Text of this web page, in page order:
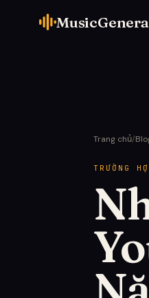
Trang chủ/
TRƯỜNG